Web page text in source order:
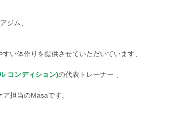
ジム、
い体作りを提供させていただいています、
コンディション)の代表トレーナー 、
担当のMasaです。